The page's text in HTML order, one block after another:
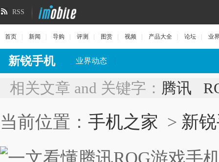
RSS
首页 新闻 导购 评测 图赏 视频 产品大全 论坛 业
新锐手机 业界动态
相关文章 and 关键字： 腾讯
当前位置： 手机之家 > 新